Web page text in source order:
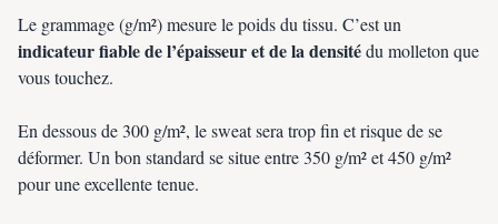
Le grammage (g/m²) mesure le poids du tissu. C’est un
indicateur fiable de l’épaisseur et de la densitédu molleton que
vous touchez.
En dessous de 300 g/m², le sweat sera trop fin et risque de se
déformer. Un bon standard se situe entre 350 g/m² et 450 g/m²
pour une excellente tenue.